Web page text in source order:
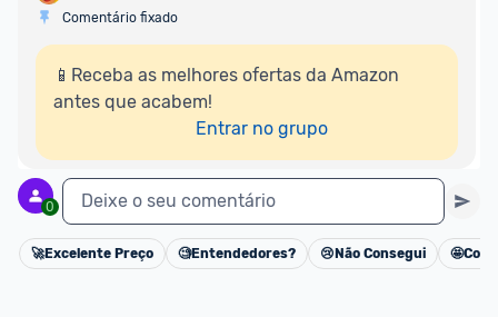
Comentário fixado
📱Receba as melhores ofertas da Amazon
antes que acabem!
Entrar no grupo
0 Deixe o seu comentário
Cancelar
🚀Excelente Preço 🧐Entendedores? 😢 Não Consegui 🤩